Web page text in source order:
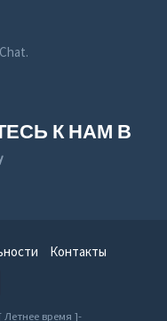
К НАМ В
Контакты
Летнее время ]-